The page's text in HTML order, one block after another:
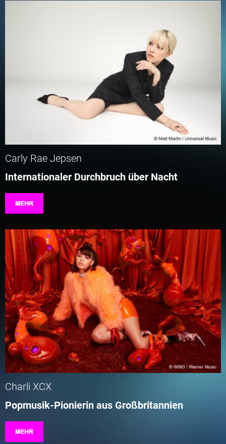
Carly Rae Jepsen
Internationaler Durchbruch über Nacht
MEHR
Charli XCX
Popmusik-Pionierin aus Großbritannien
MEHR